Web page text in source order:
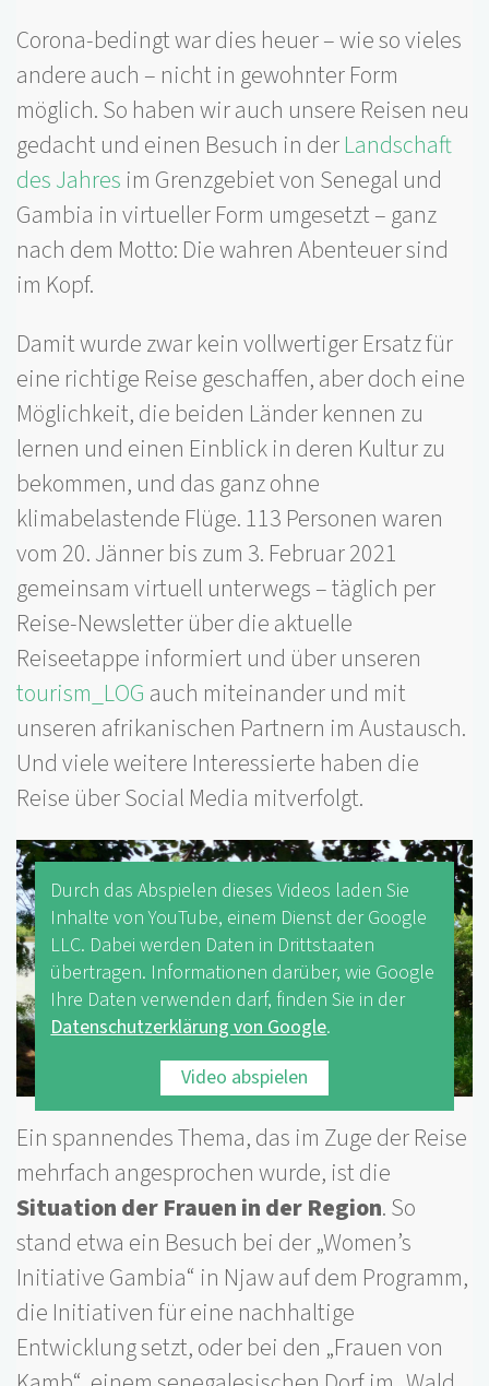
Corona-bedingt war dies heuer – wie so vieles
andere auch – nicht in gewohnter Form
möglich. So haben wir auch unsere Reisen neu
gedacht und einen Besuch in derLandschaft
des Jahres im Grenzgebiet von Senegal und
Gambia in virtueller Form umgesetzt – ganz
nach dem Motto: Die wahren Abenteuer sind
im Kopf.
Damit wurde zwar kein vollwertiger Ersatz für
eine richtige Reise geschaffen, aber doch eine
Möglichkeit, die beiden Länder kennen zu
lernen und einen Einblick in deren Kultur zu
bekommen, und das ganz ohne
klimabelastende Flüge. 113 Personen waren
vom 20. Jänner bis zum 3. Februar 2021
gemeinsam virtuell unterwegs – täglich per
Reise-Newsletter über die aktuelle
Reiseetappe informiert und über unseren
tourism_LOG auch miteinander und mit
unseren afrikanischen Partnern im Austausch.
Und viele weitere Interessierte haben die
Reise über Social Media mitverfolgt.
Durch das Abspielen dieses Videos laden Sie
Inhalte von YouTube, einem Dienst der Google
LLC. Dabei werden Daten in Drittstaaten
übertragen. Informationen darüber, wie Google
Ihre Daten verwenden darf, finden Sie in der
Datenschutzerklärung von Google.
Video abspielen
Ein spannendes Thema, das im Zuge der Reise
mehrfach angesprochen wurde, ist die
Situation der Frauen in der Region. So
stand etwa ein Besuch bei der „Women’s
Initiative Gambia“ in Njaw auf dem Programm,
die Initiativen für eine nachhaltige
Entwicklung setzt, oder bei den „Frauen von